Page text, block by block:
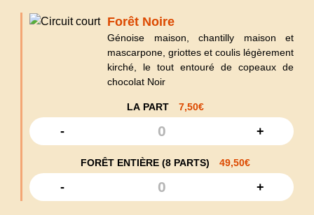
Forêt Noire
Génoise maison, chantilly maison et
mascarpone, griottes et coulis légèrement
kirché, le tout entouré de copeaux de
chocolat Noir
LA PART 7,50€
- +
FORÊT ENTIÈRE (8 PARTS) 49,50€
- +